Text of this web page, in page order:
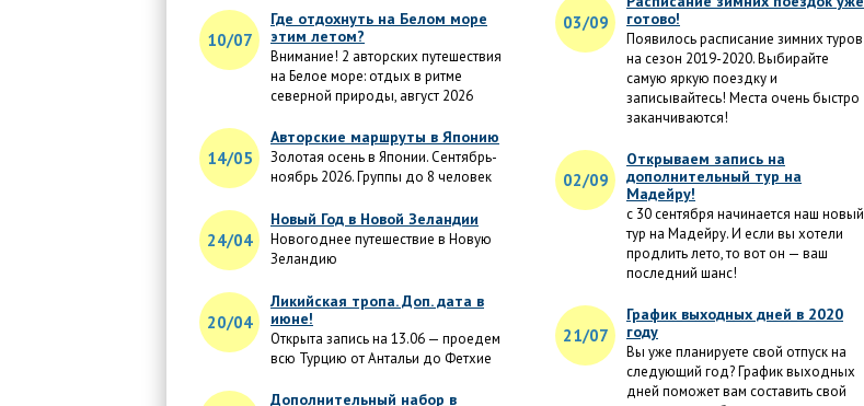
10/07
Где отдохнуть на Белом море
этим летом?
Внимание! 2 авторских путешествия
на Белое море: отдых в ритме
северной природы, август 2026
14/05
Авторские маршруты в Японию
Золотая осень в Японии. Сентябрь-
ноябрь 2026. Группы до 8 человек
24/04
Новый Год в Новой Зеландии
Новогоднее путешествие в Новую
Зеландию
20/04
Ликийская тропа. Доп. дата в
июне!
Открыта запись на 13.06 — проедем
всю Турцию от Антальи до Фетхие
Дополнительный набор в
03/09
готово!
Появилось расписание зимних туров
на сезон 2019-2020. Выбирайте
самую яркую поездку и
записывайтесь! Места очень быстро
заканчиваются!
02/09
Открываем запись на
дополнительный тур на
Мадейру!
с 30 сентября начинается наш новый
тур на Мадейру. И если вы хотели
продлить лето, то вот он — ваш
последний шанс!
21/07
График выходных дней в 2020
году
Вы уже планируете свой отпуск на
следующий год? График выходных
дней поможет вам составить свой